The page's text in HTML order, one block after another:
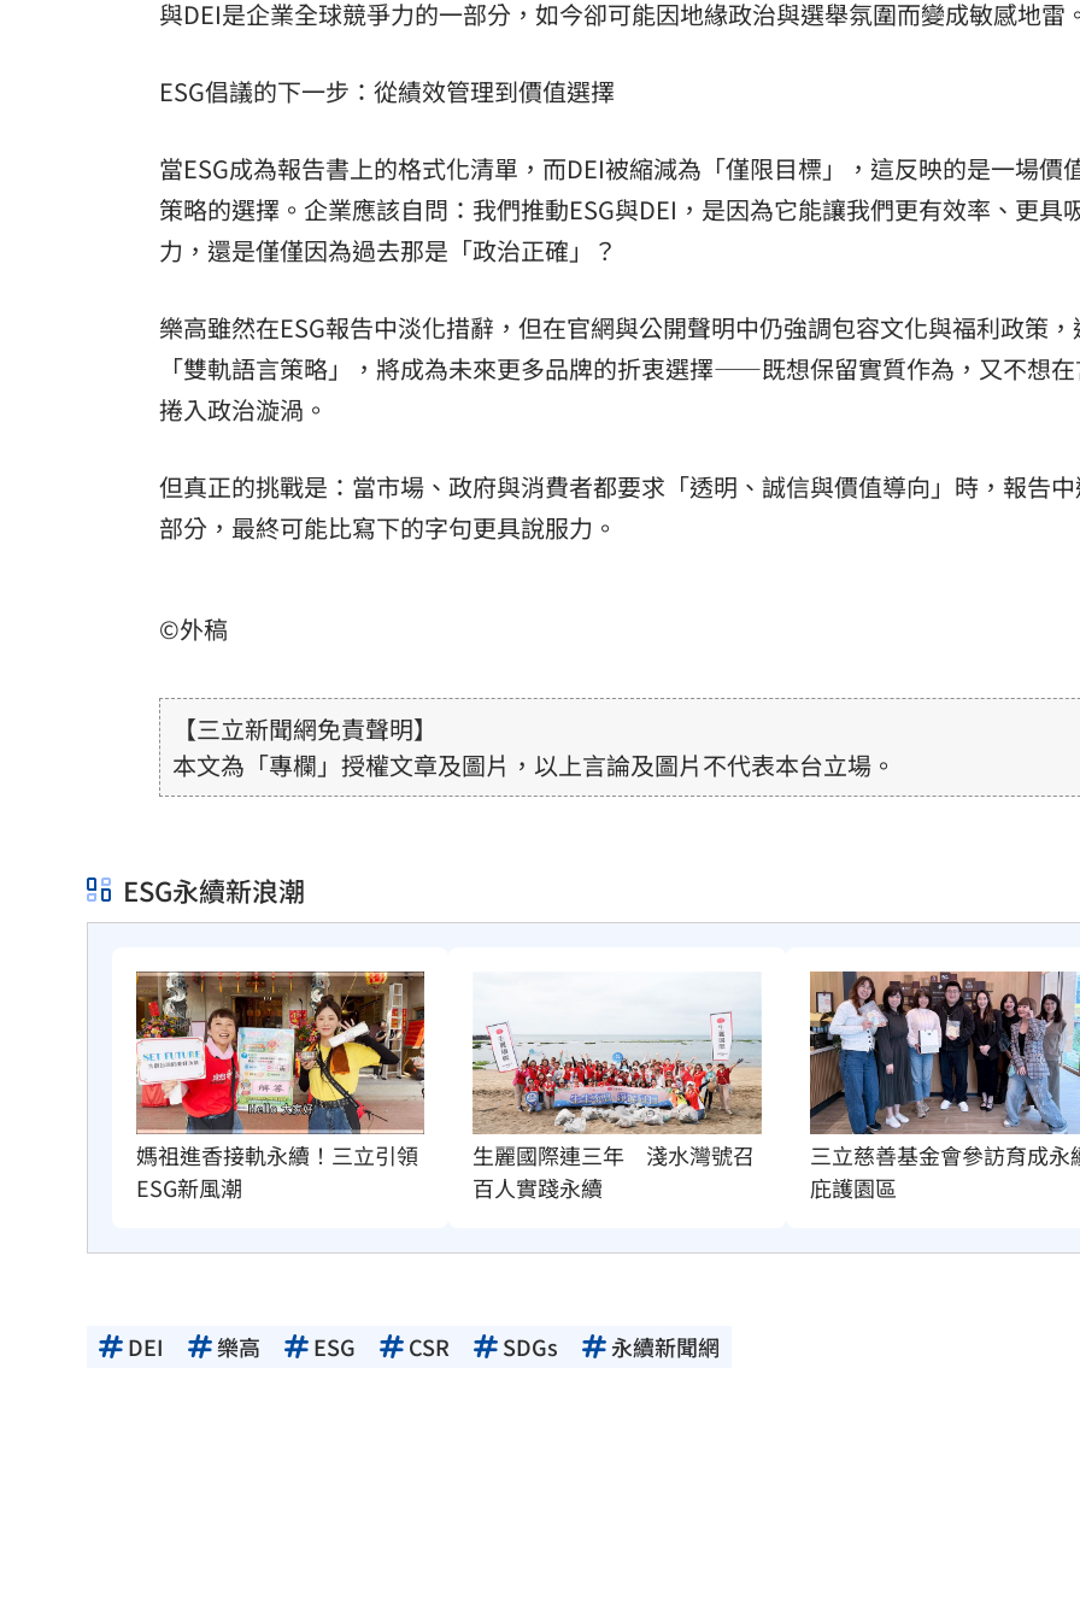
與DEI是企業全球競爭力的一部分，如今卻可能因地緣政治與選舉氛圍而變成敏感地雷
ESG倡議的下一步：從績效管理到價值選擇
當ESG成為報告書上的格式化清單，而DEI被縮減為「僅限目標」，這反映的是一場價
策略的選擇。企業應該自問：我們推動ESG與DEI，是因為它能讓我們更有效率、更具
力，還是僅僅因為過去那是「政治正確」？
樂高雖然在ESG報告中淡化措辭，但在官網與公開聲明中仍強調包容文化與福利政策
「雙軌語言策略」，將成為未來更多品牌的折衷選擇——既想保留實質作為，又不想
捲入政治漩渦。
但真正的挑戰是：當市場、政府與消費者都要求「透明、誠信與價值導向」時，報告
部分，最終可能比寫下的字句更具說服力。
©外稿
【三立新聞網免責聲明】
本文為「專欄」授權文章及圖片，以上言論及圖片不代表本台立場。
ESG永續新浪潮
媽祖進香接軌永續！三立引領
ESG新風潮
生麗國際連三年　淺水灣號召
百人實踐永續
三立慈善基金會參訪育成永
庇護園區
DEI 樂高 ESG CSR SDGs 永續新聞網